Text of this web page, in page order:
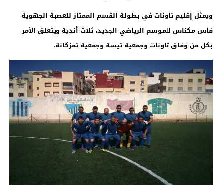
ويمثل إقليم تاونات في بطولة القسم الممتاز للعصبة الجهوية
فاس مكناس للموسم الرياضي الجديد، ثلاث أندية ويتعلق الأمر
بكل من وفاق تاونات وجمعية تيسة وجمعية تمزكانة.